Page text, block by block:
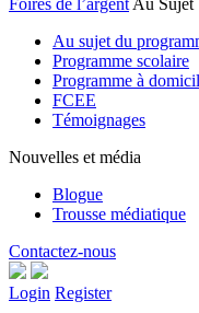
Au sujet du
Programme scolaire
Programme à
FCEE
Témoignages
Nouvelles et média
Blogue
Trousse médiatique
Contactez-nous
Login Register